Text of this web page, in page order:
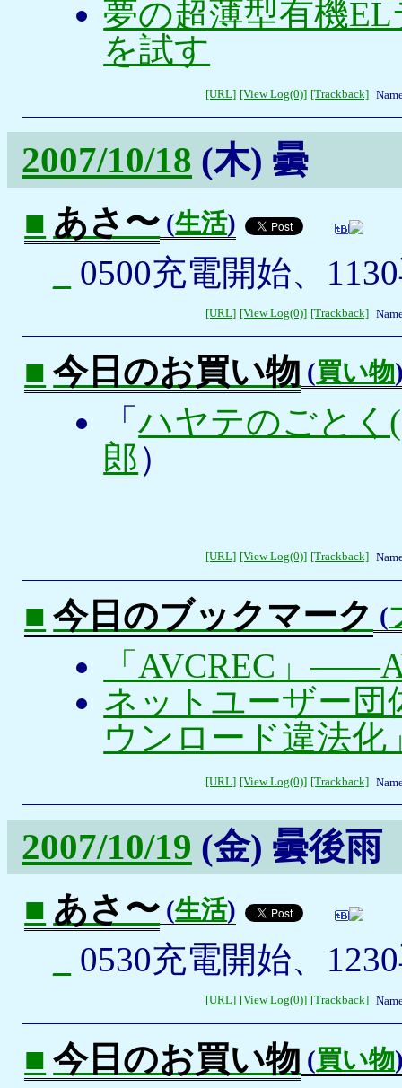
夢の超薄型有機
を試す
[URL] [View Log(0)] [Trackback]
2007/10/18 (木) 曇
■ あさ〜 (生活)
0500充電開始、
[URL] [View Log(0)] [Trackback]
■ 今日のお買い物 (買い物
「ハヤテのごとく
郎）
[URL] [View Log(0)] [Trackback]
■ 今日のブックマーク (
「AVCREC」
ネットユーザー
ウンロード違法化
[URL] [View Log(0)] [Trackback]
2007/10/19 (金) 曇後雨
■ あさ〜 (生活)
0530充電開始、
[URL] [View Log(0)] [Trackback]
■ 今日のお買い物 (買い物